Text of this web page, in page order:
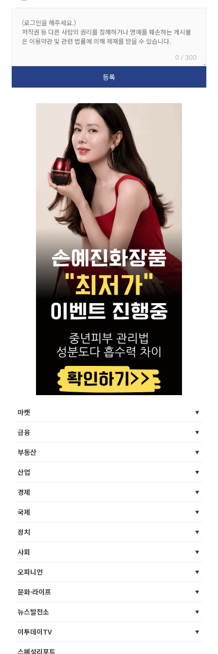
0 / 300
마켓
금융
부동산
산업
경제
국제
정치
사회
오피니언
문화·라이프
뉴스발전소
이투데이TV
스페셜리포트